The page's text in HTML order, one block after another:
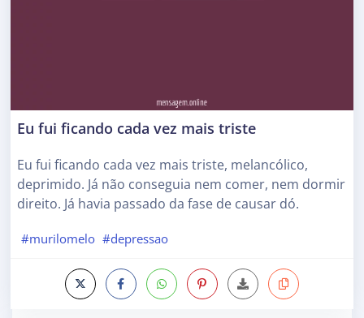
Eu fui ficando cada vez mais triste
Eu fui ficando cada vez mais triste, melancólico,
deprimido. Já não conseguia nem comer, nem dormir
direito. Já havia passado da fase de causar dó.
#murilomelo #depressao